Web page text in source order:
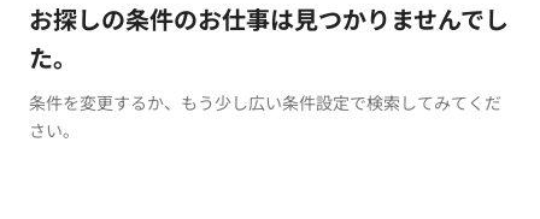
お探しの条件のお仕事は見つかりませんでし
た。
条件を変更するか、もう少し広い条件設定で検索してみてくだ
さい。